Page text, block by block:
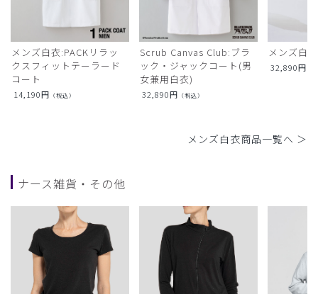
メンズ白衣:PACKリラッ
クスフィットテーラード
コート
14,190円 （税込）
Scrub Canvas Club:ブラ
ック・ジャックコート(男
女兼用白衣)
32,890円 （税込）
メンズ白
32,890円
メンズ白衣商品一覧へ ＞
ナース雑貨・その他